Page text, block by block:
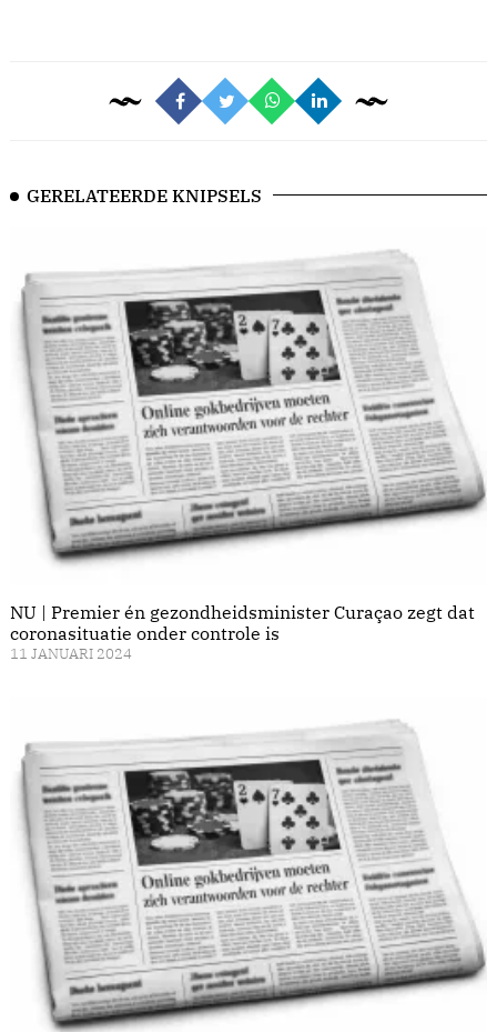
GERELATEERDE KNIPSELS
NU | Premier én gezondheidsminister Curaçao zegt dat
coronasituatie onder controle is
11 JANUARI 2024